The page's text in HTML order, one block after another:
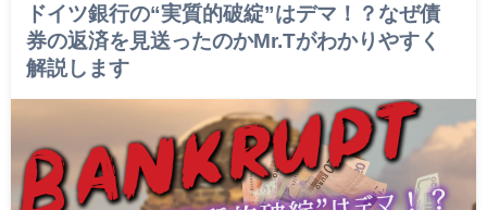
ドイツ銀行の“実質的破綻”はデマ！？なぜ債
券の返済を見送ったのかMr.Tがわかりやすく
解説します